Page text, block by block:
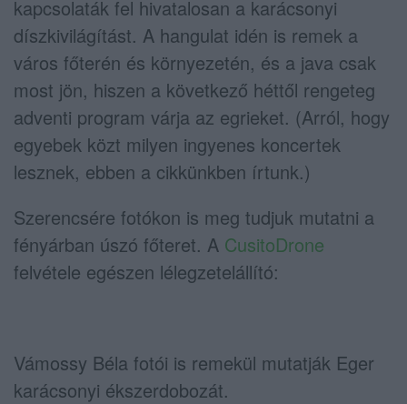
kapcsolaták fel hivatalosan a karácsonyi
díszkivilágítást. A hangulat idén is remek a
város főterén és környezetén, és a java csak
most jön, hiszen a következő héttől rengeteg
adventi program várja az egrieket. (Arról, hogy
egyebek közt milyen ingyenes koncertek
lesznek, ebben a cikkünkben írtunk.)
Szerencsére fotókon is meg tudjuk mutatni a
fényárban úszó főteret. A CusitoDrone
felvétele egészen lélegzetelállító:
Vámossy Béla fotói is remekül mutatják Eger
karácsonyi ékszerdobozát.